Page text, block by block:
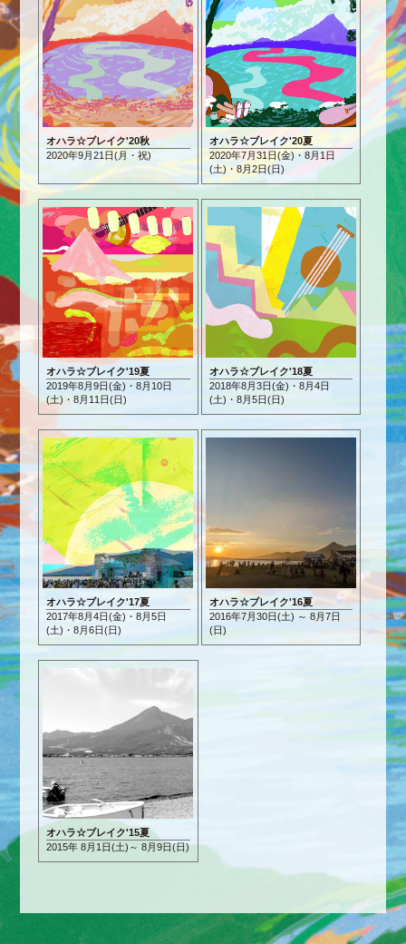
オハラ☆ブレイク'20秋
2020年9月21日(月・祝)
オハラ☆ブレイク'20夏
2020年7月31日(金)・8月1日
(土) ・8月2日(日)
オハラ☆ブレイク'19夏
2019年8月9日(金)・8月10日
(土) ・8月11日(日)
オハラ☆ブレイク'18夏
2018年8月3日(金)・8月4日
(土) ・8月5日(日)
オハラ☆ブレイク'17夏
2017年8月4日(金)・8月5日
(土) ・8月6日(日)
オハラ☆ブレイク'16夏
2016年7月30日(土) ～ 8月7日
(日)
オハラ☆ブレイク'15夏
2015年 8月1日(土)～ 8月9日(日)